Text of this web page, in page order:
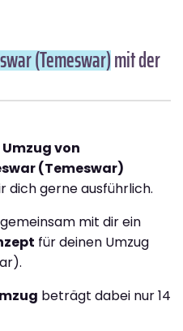
(Temeswar)mit der
von
(Temeswar)
dich gerne ausführlich.
mit dir ein
für deinen Umzug
beträgt dabei nur 14